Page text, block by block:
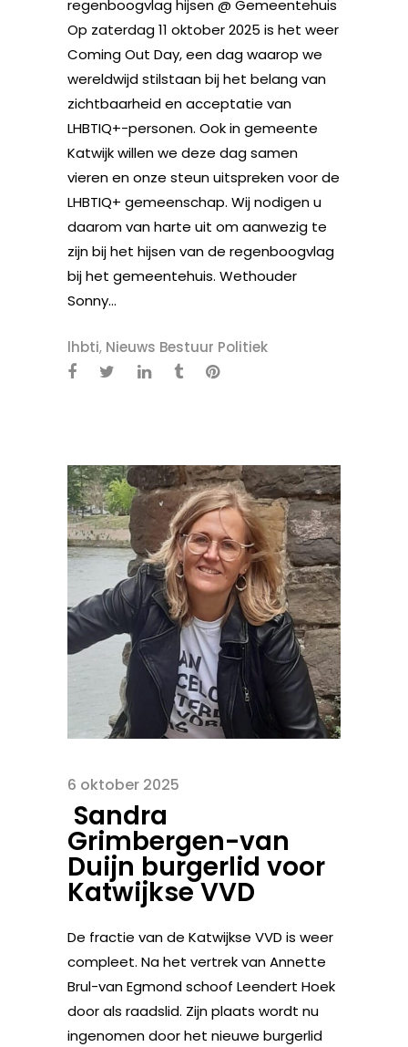
regenboogvlag hijsen @ Gemeentehuis
Op zaterdag 11 oktober 2025 is het weer
Coming Out Day, een dag waarop we
wereldwijd stilstaan bij het belang van
zichtbaarheid en acceptatie van
LHBTIQ+-personen. Ook in gemeente
Katwijk willen we deze dag samen
vieren en onze steun uitspreken voor de
LHBTIQ+ gemeenschap. Wij nodigen u
daarom van harte uit om aanwezig te
zijn bij het hijsen van de regenboogvlag
bij het gemeentehuis. Wethouder
Sonny...
lhbti, Nieuws Bestuur Politiek
6 oktober 2025
Sandra
Grimbergen-van
Duijn burgerlid voor
Katwijkse VVD
De fractie van de Katwijkse VVD is weer
compleet. Na het vertrek van Annette
Brul-van Egmond schoof Leendert Hoek
door als raadslid. Zijn plaats wordt nu
ingenomen door het nieuwe burgerlid